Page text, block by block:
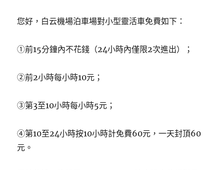
您好，白云機場泊車場對小型靈活車免費如下：
①前15分鐘內不花錢（24小時內僅限2次進出）；
②前2小時每小時10元；
③第3至10小時每小時5元；
④第10至24小時按10小時計免費60元，一天封頂60
元。